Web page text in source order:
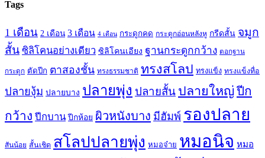
Tags
1 เดือน 2 เดือน 3 เดือน 4 เดือน กระดูกคด กระดูกอ่อนหลังหู กรีดสั้น จมูก
สั้น ซิลิโคนอย่างเดียว ซิลิโคนเอียง ฐานกระดูกกว้าง ตอกฐาน
กระดูก ตัดปีก ตาสองชั้น ทรงธรรมชาติ ทรงสโลป ทรงแข็ง ทรงแข็งทื่อ
ปลายงุ้ม ปลายบาง ปลายพุ่ง ปลายสั้น ปลายใหญ่ปีก
กว้าง ปีกบาน ปีกห้อย ผิวหนังบาง มีฮัมพ์ รองปลาย
สันน้อย สั้นเชิด สโลปปลายพุ่ง หมอจ๋าย หมอนิจ หมอ